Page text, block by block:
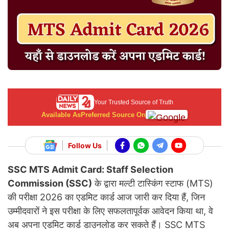
Your Trusted Source of Truth
Available AsPreferred Source On
Follow Us
SSC MTS Admit Card: Staff Selection
Commission (SSC) के द्वारा मल्टी टास्किंग स्टाफ (MTS)
की परीक्षा 2026 का एडमिट कार्ड आज जारी कर दिया हैं, जिन
उम्मीदवारों ने इस परीक्षा के लिए सफलतापूर्वक आवेदन किया था, वे
अब अपना एडमिट कार्ड डाउनलोड कर सकते हैं। SSC MTS